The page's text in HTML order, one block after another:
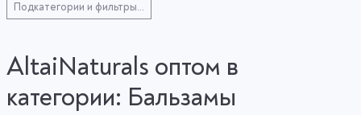
Подкатегории и фильтры...
AltaiNaturals оптом в
категории: Бальзамы